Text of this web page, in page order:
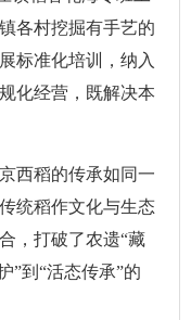
各村挖掘有手艺的
标准化培训，纳入
化经营，既解决本
西稻的传承如同一
统稻作文化与生态
，打破了农遗“藏
”到“活态传承”的